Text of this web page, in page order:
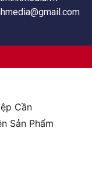
Cần
Sản Phẩm